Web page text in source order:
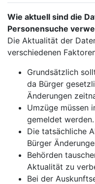
Wie aktuell sind die
Personensuche
Die Aktualität der
verschiedenen
Grundsätzlich
da Bürger
Änderungen
Umzüge müssen
gemeldet werden.
Die tatsächliche
Bürger
Behörden
Aktualität zu
Bei der